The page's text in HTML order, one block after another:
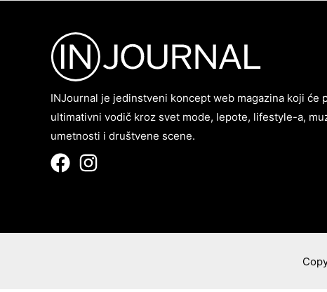
INJournal je jedinstveni koncept web magazina koji će
ultimativni vodič kroz svet mode, lepote, lifestyle-a,
umetnosti i društvene scene.